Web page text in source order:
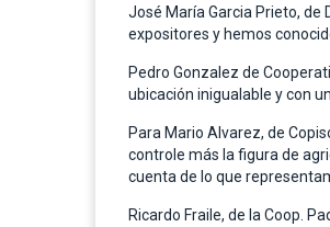
José María Garcia Prieto,
expositores y hemos
Pedro Gonzalez de
ubicación inigualable y con
Para Mario Alvarez, de
controle más la figura de
cuenta de lo que
Ricardo Fraile, de la Coop.